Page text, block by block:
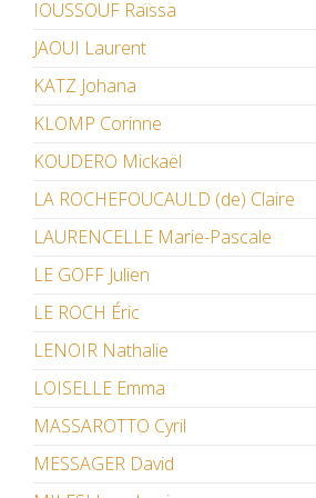
IOUSSOUF Raïssa
JAOUI Laurent
KATZ Johana
KLOMP Corinne
KOUDERO Mickaël
LA ROCHEFOUCAULD (de) Claire
LAURENCELLE Marie-Pascale
LE GOFF Julien
LE ROCH Éric
LENOIR Nathalie
LOISELLE Emma
MASSAROTTO Cyril
MESSAGER David